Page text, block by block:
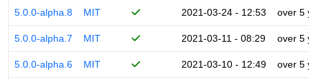
5.0.0-alpha.8 MIT 2021-03-24 - 12:53 over 5
5.0.0-alpha.7 MIT 2021-03-11 - 08:29 over 5
5.0.0-alpha.6 MIT 2021-03-10 - 12:49 over 5